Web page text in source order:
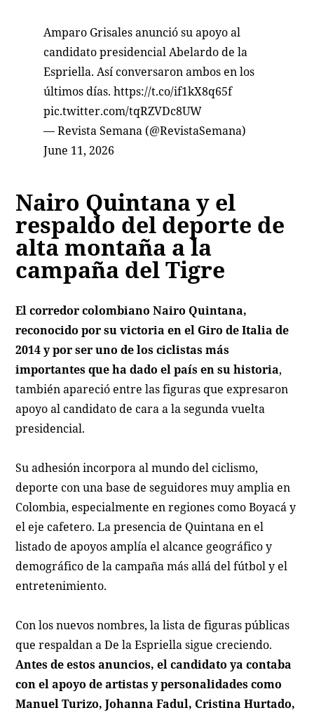
Amparo Grisales anunció su apoyo al
candidato presidencial Abelardo de la
Espriella. Así conversaron ambos en los
últimos días.https://t.co/if1kX8q65f
pic.twitter.com/tqRZVDc8UW
— Revista Semana (@RevistaSemana)
June 11, 2026
Nairo Quintana y el
respaldo del deporte de
alta montaña a la
campaña del Tigre
El corredor colombiano Nairo Quintana,
reconocido por su victoria en el Giro de Italia de
2014 y por ser uno de los ciclistas más
importantes que ha dado el país en su historia,
también apareció entre las figuras que expresaron
apoyo al candidato de cara a la segunda vuelta
presidencial.
Su adhesión incorpora al mundo del ciclismo,
deporte con una base de seguidores muy amplia en
Colombia, especialmente en regiones como Boyacá y
el eje cafetero. La presencia de Quintana en el
listado de apoyos amplía el alcance geográfico y
demográfico de la campaña más allá del fútbol y el
entretenimiento.
Con los nuevos nombres, la lista de figuras públicas
que respaldan a De la Espriella sigue creciendo.
Antes de estos anuncios, el candidato ya contaba
con el apoyo de artistas y personalidades como
Manuel Turizo, Johanna Fadul, Cristina Hurtado,